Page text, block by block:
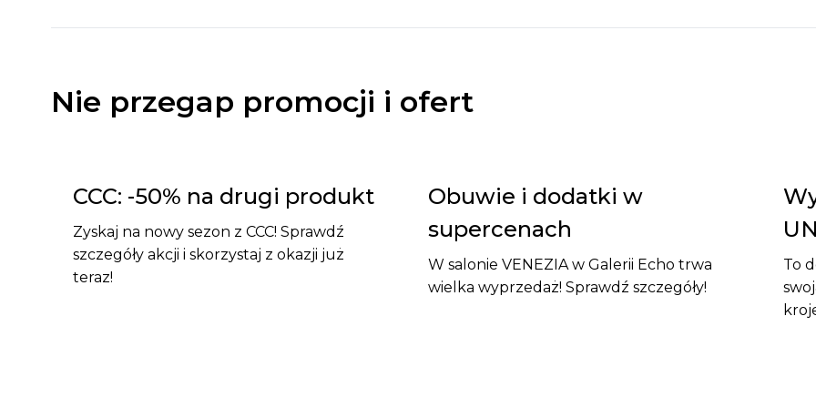
Nie przegap promocji i ofert
CCC: -50% na drugi produkt
Zyskaj na nowy sezon z CCC! Sprawdź
szczegóły akcji i skorzystaj z okazji już
teraz!
Obuwie i dodatki w
supercenach
W salonie VENEZIA w Galerii Echo trwa
wielka wyprzedaż! Sprawdź szczegóły!
To